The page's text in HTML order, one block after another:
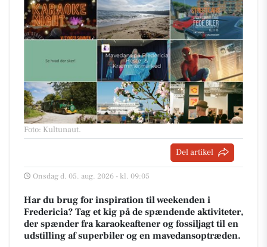
Foto: Kultunaut.
Del artikel
Onsdag d. 05. aug. 2026 - kl. 09:05
Har du brug for inspiration til weekenden i
Fredericia? Tag et kig på de spændende aktiviteter,
der spænder fra karaokeaftener og fossiljagt til en
udstilling af superbiler og en mavedansoptræden.